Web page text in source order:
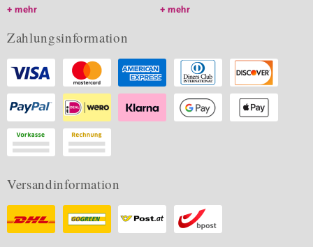
mehr
mehr
Zahlungsinformation
Versandinformation